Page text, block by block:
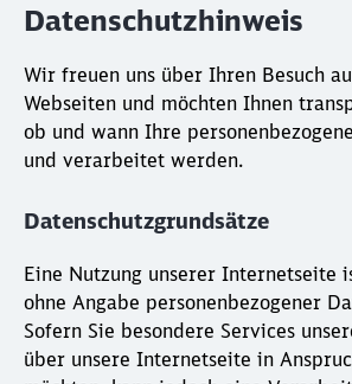
Datenschutzhinweis
Wir freuen uns über Ihren Besuch
Webseiten und möchten Ihnen
ob und wann Ihre
und verarbeitet werden.
Datenschutzgrundsätze
Eine Nutzung unserer Internetseite
ohne Angabe personenbezogener
Sofern Sie besondere Services
über unsere Internetseite in